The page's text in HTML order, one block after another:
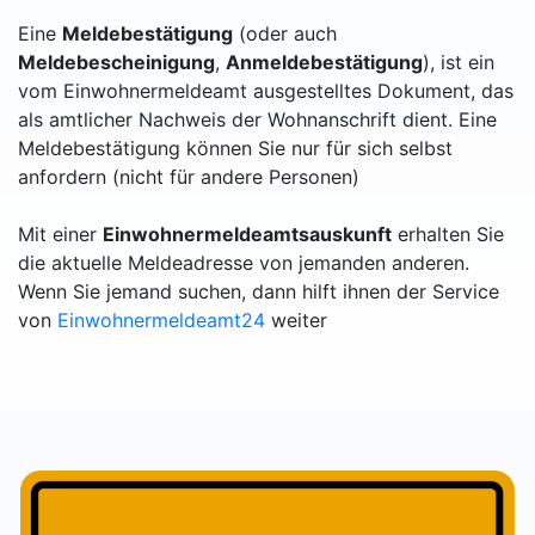
Eine Meldebestätigung (oder auch
Meldebescheinigung, Anmeldebestätigung), ist ein
vom Einwohnermeldeamt ausgestelltes Dokument, das
als amtlicher Nachweis der Wohnanschrift dient. Eine
Meldebestätigung können Sie nur für sich selbst
anfordern (nicht für andere Personen)
Mit einer Einwohnermeldeamtsauskunft erhalten Sie
die aktuelle Meldeadresse von jemanden anderen.
Wenn Sie jemand suchen, dann hilft ihnen der Service
von Einwohnermeldeamt24 weiter